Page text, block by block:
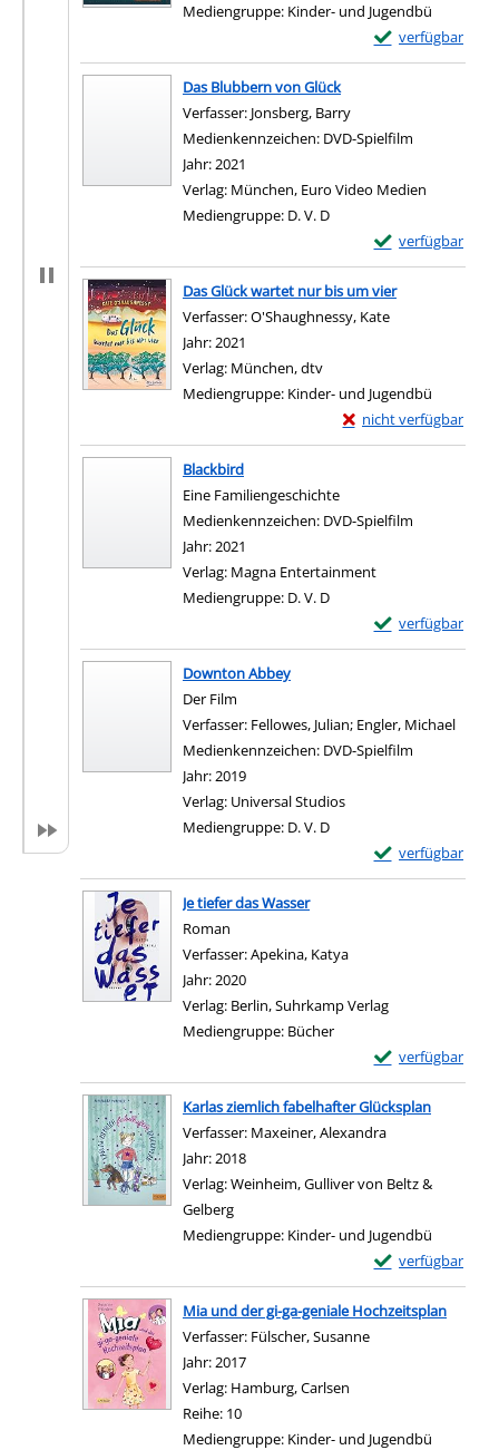
Mediengruppe: Kinder- und Jugendbü
verfügbar
Exemplar-Details
Zum Download
Das Blubbern von Glück
Verfasser: Jonsberg, Barry
Medienkennzeichen: DVD-Spielfilm
Jahr:2021
Verlag: München, Euro Video Medien
Mediengruppe: D. V. D
verfügbar
Exemplar-Details
Zum Download
Das Glück wartet nur bis um vier
Verfasser:O'Shaughnessy, Kate
Jahr:2021
Verlag: München, dtv
Mediengruppe: Kinder- und Jugendbü
nicht verfügbar
Exemplar-Details von
Zum Download von
Blackbird
Eine Familiengeschichte
Suche nach diesem Verfasser
Medienkennzeichen: DVD-Spielfilm
Jahr:2021
Verlag: Magna Entertainment
Mediengruppe: D. V. D
verfügbar
Exemplar-Details
Zum Download
Downton Abbey
Der Film
Verfasser: Fellowes, Julian; Engler, Michael
Medienkennzeichen: DVD-Spielfilm
Jahr:2019
Verlag: Universal Studios
Mediengruppe: D. V. D
verfügbar
Exemplar-
Zum Download
Je tiefer das Wasser
Roman
Verfasser:Apekina, Katya
Jahr:2020
Verlag: Berlin, Suhrkamp Verlag
Mediengruppe: Bücher
verfügbar
Exemplar-Details
Zum Download
Karlas ziemlich fabelhafter Glücksplan
Verfasser: Maxeiner, Alexandra
Jahr:2018
Verlag:Weinheim, Gulliver von Beltz &
Gelberg
Mediengruppe: Kinder- und Jugendbü
verfügbar
Exemplar-Details
Zum Download
Mia und der gi-ga-geniale Hochzeitsplan
Verfasser: Fülscher, Susanne
Jahr:2017
Verlag: Hamburg, Carlsen
Reihe: 10
Mediengruppe: Kinder- und Jugendbü